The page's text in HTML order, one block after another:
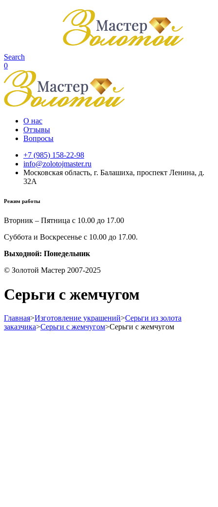
Search
0
О нас
Отзывы
Вопросы
+7 (985) 158-22-98
info@zolotojmaster.ru
Московская область, г. Балашиха, проспект Ленина, д.
32А
Режим работы
Вторник – Пятница с 10.00 до 17.00
Суббота и Воскресенье с 10.00 до 17.00.
Выходной: Понедельник
© Золотой Мастер 2007-2025
Серьги с жемчугом
Главная>Изготовление украшений>Серьги из золота
заказчика>Серьги с жемчугом>Серьги с жемчугом